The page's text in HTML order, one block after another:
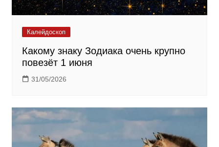
Калейдоскоп
Какому знаку Зодиака очень крупно
повезёт 1 июня
31/05/2026